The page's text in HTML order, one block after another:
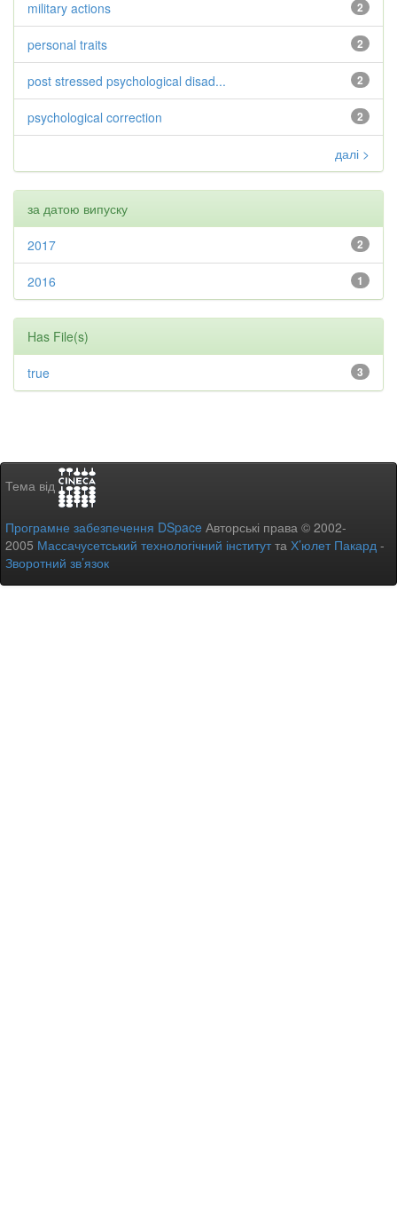
2
military actions
2
personal traits
2
post stressed psychological disad...
2
psychological correction
далі >
за датою випуску
2
2017
1
2016
Has File(s)
3
true
Тема від
Програмне забезпечення DSpace Авторські права © 2002-
2005 Массачусетський технологічний інститутта Х’юлет Пакард -
Зворотний зв’язок